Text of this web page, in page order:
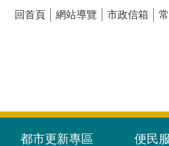
回首頁 網站導覽 市政信箱
都市更新專區 便民